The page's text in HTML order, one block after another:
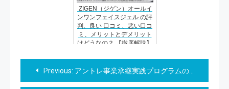
ZIGEN（ジゲン）オールイ
ンワンフェイスジェル の評
判、良い 口コミ、悪い口コ
ミ、メリットとデメリット
はどうなの？ 【徹底解説】
投
Previous: アントレ事業承継実践プログラムの魅力とメリット